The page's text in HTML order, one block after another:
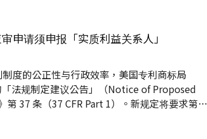
规费分为三类，延误逾两年补救者，开始...
申请须申报「实质利益关系人」
度的公正性与行政效率，美国专利商标局
「法规制定建议公告」（Notice of Proposed
37 条（37 CFR Part 1）。新规定将要求第三